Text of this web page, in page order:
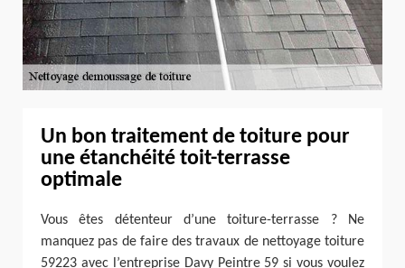
Un bon traitement de toiture pour
une étanchéité toit-terrasse
optimale
Vous êtes détenteur d’une toiture-terrasse ? Ne
manquez pas de faire des travaux de nettoyage toiture
59223 avec l’entreprise Davy Peintre 59 si vous voulez